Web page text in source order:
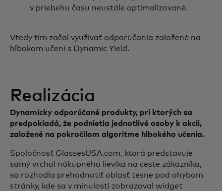
v priebehu času neustále optimalizované.
Vtedy tím začal využívať odporúčania založené na
hlbokom učení s Dynamic Yield.
Realizácia
Dynamicky odporúčané produkty, pri ktorých sa
predpokladá, že podnietia jednotlivé osoby k akcii,
založené na pokročilom algoritme hlbokého učenia.
Spoločnosť GlassesUSA.com, ktorá predstavuje
samý vrchol nákupného lievika na ceste zákazníka,
sa rozhodla prehodnotiť oblasť tesne pod ohybom
stránky, kde sa v minulosti zobrazoval widget